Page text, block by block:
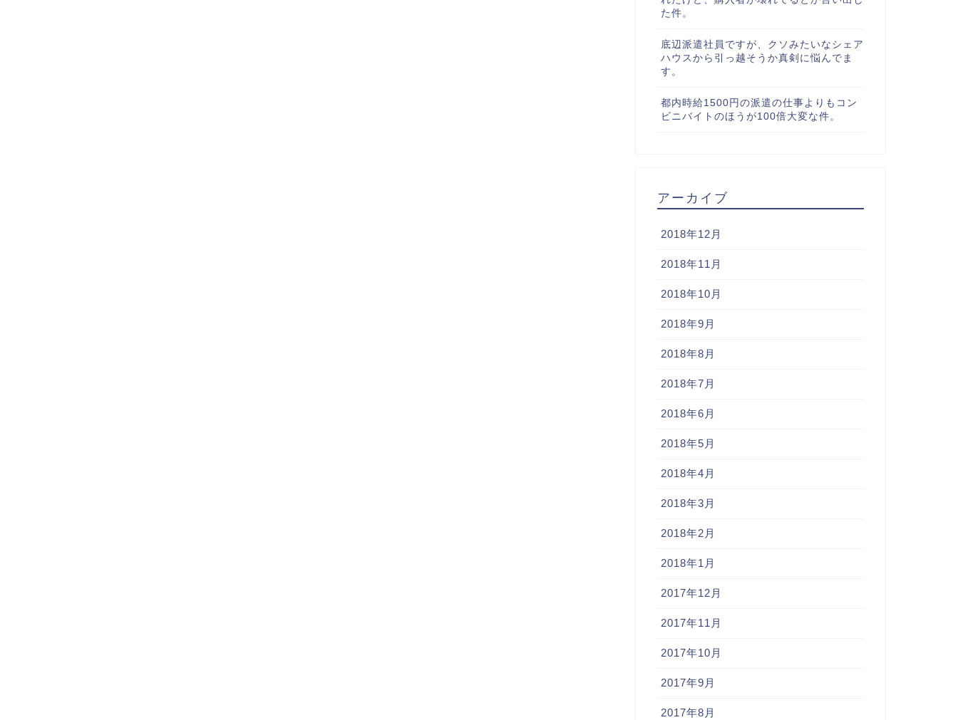
た件。
底辺派遣社員ですが、クソみたいなシェア
ハウスから引っ越そうか真剣に悩んでま
す。
都内時給1500円の派遣の仕事よりもコン
ビニバイトのほうが100倍大変な件。
アーカイブ
2018年12月
2018年11月
2018年10月
2018年9月
2018年8月
2018年7月
2018年6月
2018年5月
2018年4月
2018年3月
2018年2月
2018年1月
2017年12月
2017年11月
2017年10月
2017年9月
2017年8月